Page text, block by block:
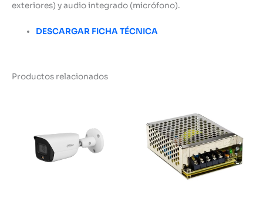
exteriores) y audio integrado (micrófono).
DESCARGAR FICHA TÉCNICA
Productos relacionados